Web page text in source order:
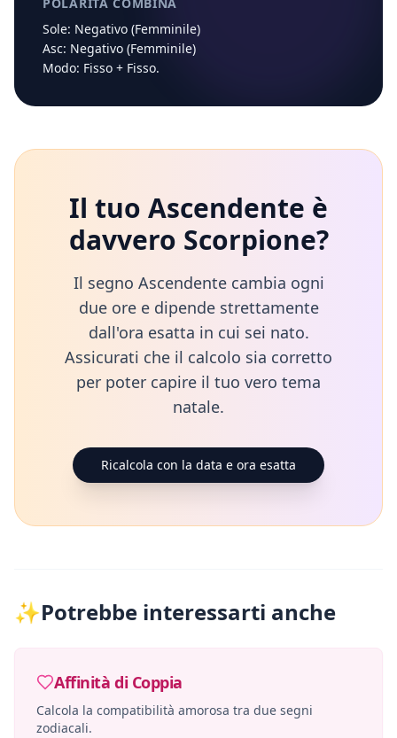
Sole: Negativo (Femminile)
Asc: Negativo (Femminile)
Modo: Fisso + Fisso.
Il tuo Ascendente è
davvero Scorpione?
Il segno Ascendente cambia ogni
due ore e dipende strettamente
dall'ora esatta in cui sei nato.
Assicurati che il calcolo sia corretto
per poter capire il tuo vero tema
natale.
Ricalcola con la data e ora esatta
✨Potrebbe interessarti anche
Affinità di Coppia
Calcola la compatibilità amorosa tra due segni
zodiacali.